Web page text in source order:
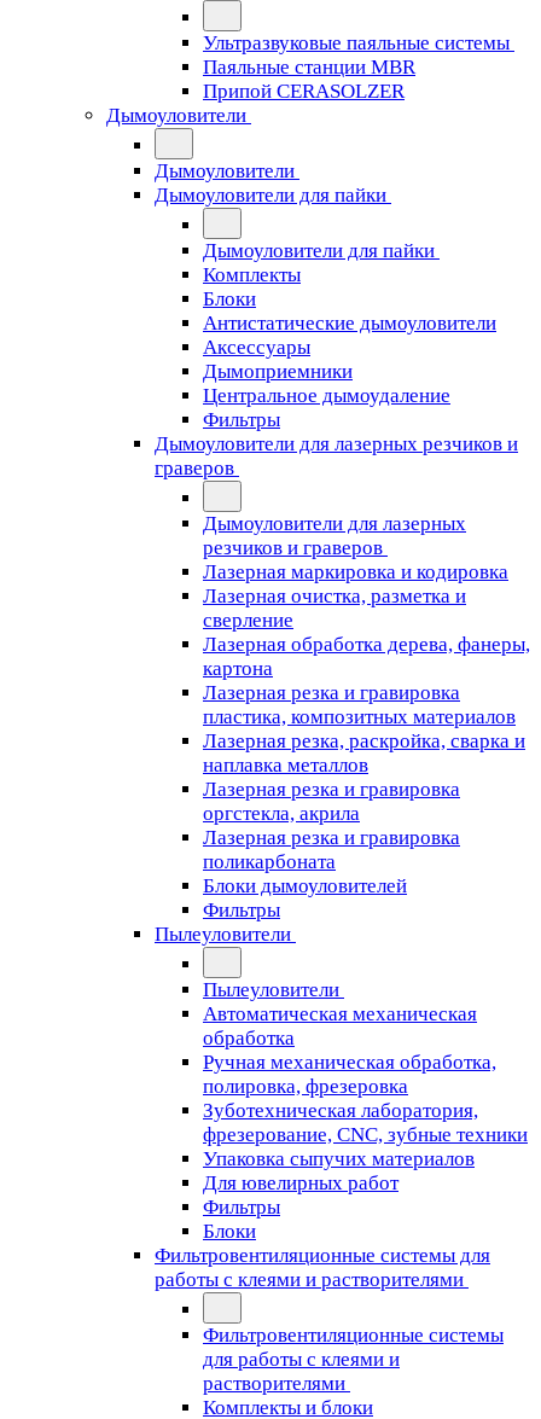
Ультразвуковые паяльные системы
Паяльные станции MBR
Припой CERASOLZER
Дымоуловители
Дымоуловители
Дымоуловители для пайки
Дымоуловители для пайки
Комплекты
Блоки
Антистатические дымоуловители
Аксессуары
Дымоприемники
Центральное дымоудаление
Фильтры
Дымоуловители для лазерных резчиков и
граверов
Дымоуловители для лазерных
резчиков и граверов
Лазерная маркировка и кодировка
Лазерная очистка, разметка и
сверление
Лазерная обработка дерева, фанеры,
картона
Лазерная резка и гравировка
пластика, композитных материалов
Лазерная резка, раскройка, сварка и
наплавка металлов
Лазерная резка и гравировка
оргстекла, акрила
Лазерная резка и гравировка
поликарбоната
Блоки дымоуловителей
Фильтры
Пылеуловители
Пылеуловители
Автоматическая механическая
обработка
Ручная механическая обработка,
полировка, фрезеровка
Зуботехническая лаборатория,
фрезерование, CNC, зубные техники
Упаковка сыпучих материалов
Для ювелирных работ
Фильтры
Блоки
Фильтровентиляционные системы для
работы с клеями и растворителями
Фильтровентиляционные системы
для работы с клеями и
растворителями
Комплекты и блоки